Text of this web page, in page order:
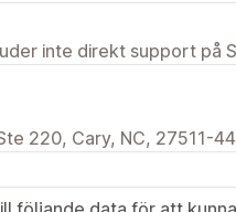
inte direkt support på
220, Cary, NC, 27511-